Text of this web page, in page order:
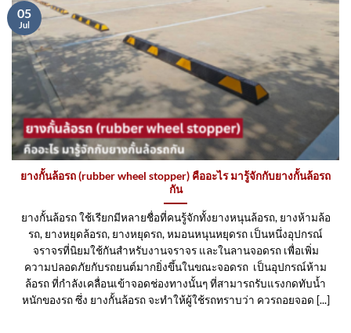
ยางกั้นล้อรถ (rubber wheel stopper) คืออะไร มารู้จักกับยางกั้นล้อรถ
กัน
ยางกั้นล้อรถ ใช้เรียกมีหลายชื่อที่คนรู้จักทั้งยางหนุนล้อรถ, ยางห้ามล้อ
รถ, ยางหยุดล้อรถ, ยางหยุดรถ, หมอนหนุนหยุดรถ เป็นหนึ่งอุปกรณ์
จราจรที่นิยมใช้กันสำหรับงานจราจร และในลานจอดรถ เพื่อเพิ่ม
ความปลอดภัยกับรถยนต์มากยิ่งขึ้นในขณะจอดรถ เป็นอุปกรณ์ห้าม
ล้อรถ ที่กำลังเคลื่อนเข้าจอดช่องทางนั้นๆ ที่สามารถรับแรงกดทับน้ำ
หนักของรถ ซึ่ง ยางกั้นล้อรถ จะทำให้ผู้ใช้รถทราบว่า ควรถอยจอด [...]
05
Jul